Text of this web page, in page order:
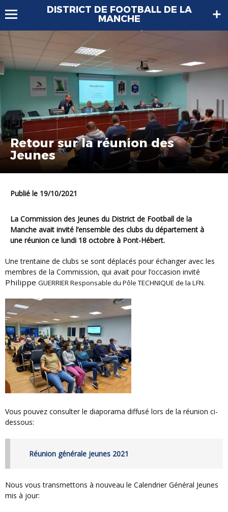
DISTRICT DE FOOTBALL DE LA
MANCHE
Retour sur la réunion des
Jeunes
Publié le 19/10/2021
La Commission des Jeunes du District de Football de la
Manche avait invité l’ensemble des clubs du département à
une réunion ce lundi 18 octobre à Pont-Hébert.
Une trentaine de clubs se sont déplacés pour échanger avec les
membres de la Commission, qui avait pour l’occasion invité
Philippe GUERRIERResponsable du Pôle TECHNIQUE de la LFN.
Vous pouvez consulter le diaporama diffusé lors de la réunion ci-
dessous:
Réunion générale jeunes 2021
Nous vous transmettons à nouveau le Calendrier Général Jeunes
mis à jour: